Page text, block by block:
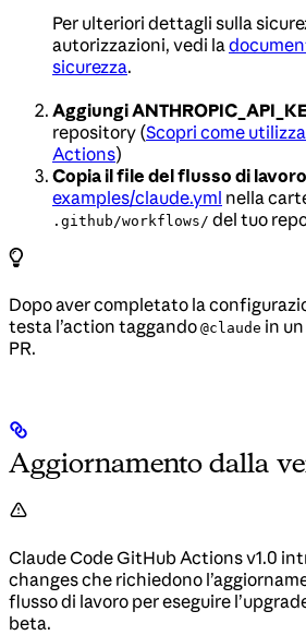
Per ulteriori dettagli sulla
autorizzazioni, vedi la
sicurezza.
Aggiungi
repository (Scopri come
Actions)
Copia il file del flusso di lavoro
examples/claude.yml nella
.github/workflows/ del tuo
Dopo aver completato la
testa l’action taggando @claude in
PR.
Aggiornamento dalla
Claude Code GitHub Actions v1.0
changes che richiedono
flusso di lavoro per eseguire
beta.